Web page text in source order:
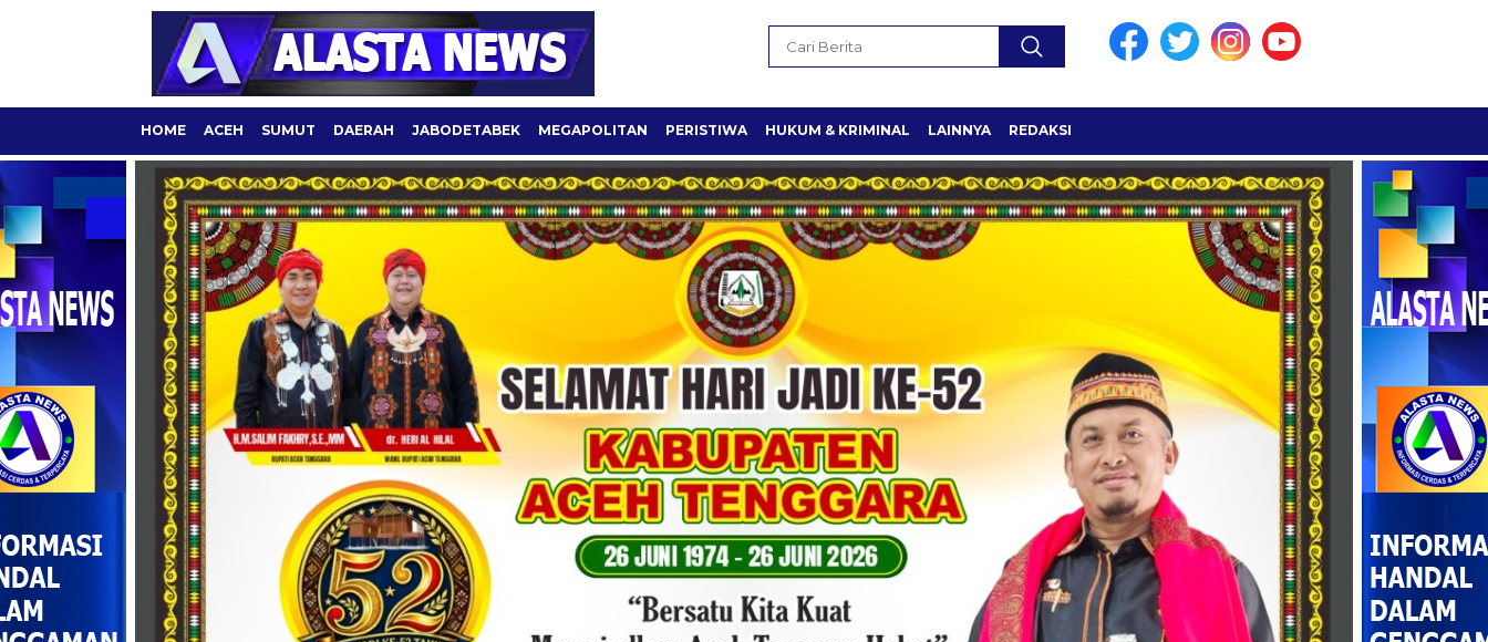
HOME ACEH SUMUT DAERAH JABODETABEK MEGAPOLITAN PERISTIWA HUKUM & KRIMINAL LAINNYA REDAKSI